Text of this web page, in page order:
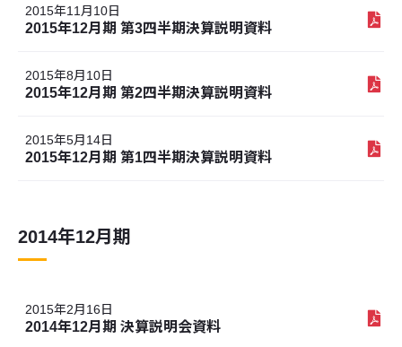
2015年11月10日
2015年12月期 第3四半期決算説明資料
2015年8月10日
2015年12月期 第2四半期決算説明資料
2015年5月14日
2015年12月期 第1四半期決算説明資料
2014年12月期
2015年2月16日
2014年12月期 決算説明会資料